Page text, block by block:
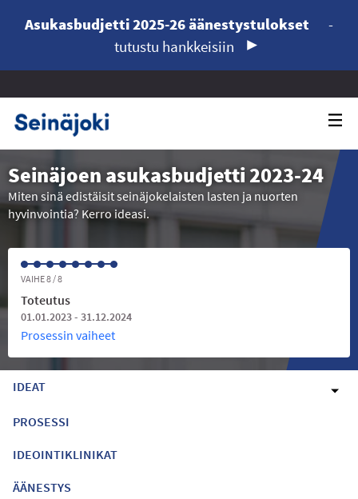
Asukasbudjetti 2025-26 äänestystulokset
-
tutustu hankkeisiin
Seinäjoen asukasbudjetti 2023-24
Miten sinä edistäisit seinäjokelaisten lasten ja nuorten
hyvinvointia? Kerro ideasi.
VAIHE 8 / 8
Toteutus
01.01.2023 - 31.12.2024
Prosessin vaiheet
IDEAT
PROSESSI
IDEOINTIKLINIKAT
ÄÄNESTYS